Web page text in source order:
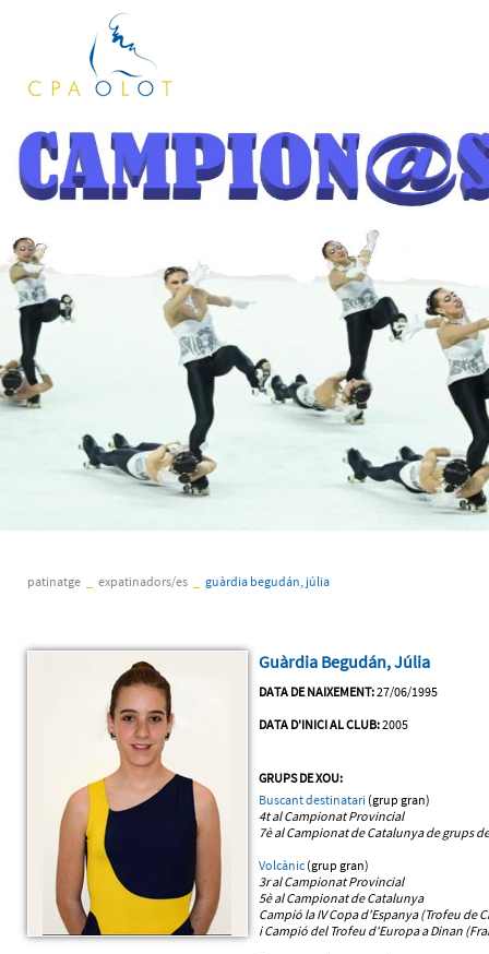
patinatge expatinadors/es guàrdia begudán, júlia
Guàrdia Begudán, Júlia
DATA DE NAIXEMENT:27/06/1995
DATA D'INICI AL CLUB:2005
GRUPS DE XOU:
Buscant destinatari (grup gran)
4t al Campionat Provincial
7è al Campionat de Catalunyade grups
Volcànic(grup gran)
3r al Campionat Provincial
5è al Campionat de Catalunya
Campió la IV Copa d'Espanya (Trofeu de
i Campió del Trofeu d'Europa a Dinan